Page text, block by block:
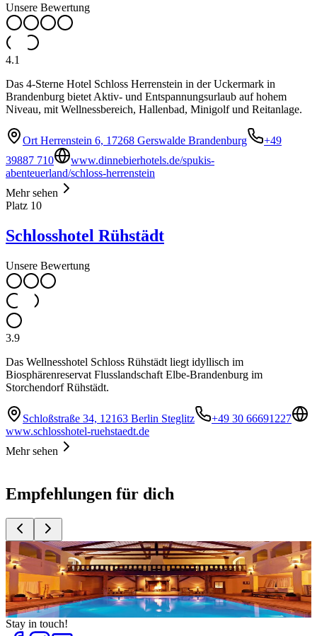
Unsere Bewertung
4.1
Das 4-Sterne Hotel Schloss Herrenstein in der Uckermark in
Brandenburg bietet Aktiv- und Entspannungsurlaub auf hohem
Niveau, mit Wellnessbereich, Hallenbad, Minigolf und Reitanlage.
Ort Herrenstein 6, 17268 Gerswalde Brandenburg
+49
39887 710
www.dinnebierhotels.de/spukis-
abenteuerland/schloss-herrenstein
Mehr sehen
Platz 10
Schlosshotel Rühstädt
Unsere Bewertung
3.9
Das Wellnesshotel Schloss Rühstädt liegt idyllisch im
Biosphärenreservat Flusslandschaft Elbe-Brandenburg im
Storchendorf Rühstädt.
Schloßstraße 34, 12163 Berlin Steglitz
+49 30 66691227
www.schlosshotel-ruehstaedt.de
Mehr sehen
Empfehlungen für dich
Top10
Hotels am See und am Wasser in Brandenburg
Top10
Tagungshotels in Berlin und Brandenburg
Top10
Wellnesshotels in Brandenburg mit Therme und Spa
Stay in touch!